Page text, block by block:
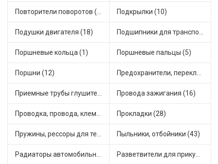
Повторители поворотов (8) Подкрылки (10)
Подушки двигателя (18) Подшипники для транспорта (22)
Поршневые кольца (1) Поршневые пальцы (5)
Поршни (12) Предохранители, переключатели, кнопки автомобильные (58)
Приемные трубы глушителя (6) Провода зажигания (16)
Проводка, провода, клеммы и разъемы (20) Прокладки (28)
Пружины, рессоры для техники (7) Пыльники, отбойники (43)
Радиаторы автомобильные (10) Разветвители для прикуривателя (5)